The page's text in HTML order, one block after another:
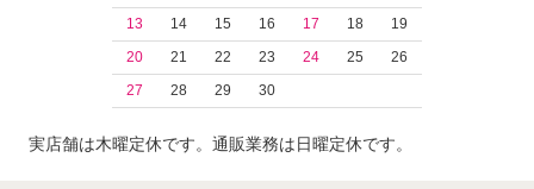
13
14 15 16 17 18
19
20
21 22 23 24 25
26
27
28 29 30
実店舗は木曜定休です。通販業務は日曜定休です。